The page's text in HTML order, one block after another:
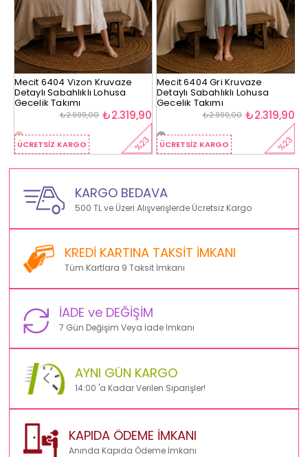
Kruvaze
Lohusa
₺2.319,90
%23
Mecit 6404 Gri Kruvaze
Detaylı Sabahlıklı Lohusa
₺2.319,90
₺2.999,00
%23
ÜCRETSIZ KARGO
Mecit 6404
Detaylı
ÜCRETSIZ KARGO
KARGO BEDAVA
500 TL ve Üzeri Alışverişlerde Ücretsiz Kargo
KREDİ KARTINA TAKSİT İMKANI
Tüm Kartlara 9 Taksit İmkanı
İADE ve DEĞİŞİM
7 Gün Değişim Veya İade İmkanı
AYNI GÜN KARGO
14:00 'a Kadar Verilen Siparişler!
KAPIDA ÖDEME İMKANI
Anında Kapıda Ödeme İmkanı